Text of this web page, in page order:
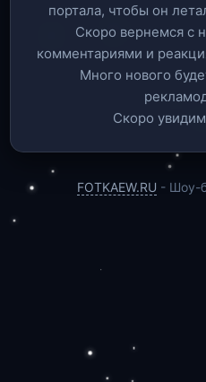
портала, чтобы он
Скоро вернемся c
комментариями и
Много нового
Скоро
FOTKAEW.RU - Шоу-